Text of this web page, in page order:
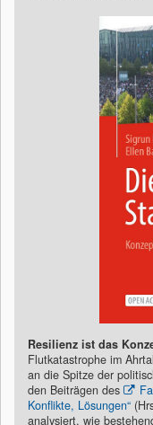
Resilienz ist das
Flutkatastrophe im
an die Spitze der
den Beiträgen des
Konflikte, Lösungen“
analysiert, wie